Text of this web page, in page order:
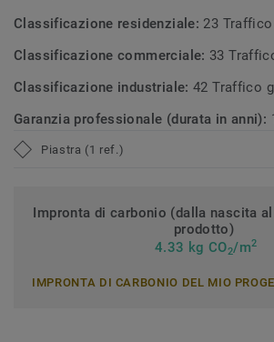
Classificazione residenziale: 23
Classificazione commerciale: 33
Classificazione industriale:42 Traffico
Garanzia professionale (durata in anni):
Piastra (1 ref.)
Impronta di carbonio (dalla nascita
prodotto)
4.33 kg CO2/m2
IMPRONTA DI CARBONIO DEL MIO